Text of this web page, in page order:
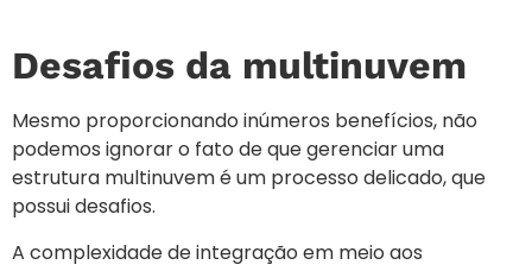
Desafios da multinuvem
Mesmo proporcionando inúmeros benefícios, não
podemos ignorar o fato de que gerenciar uma
estrutura multinuvem é um processo delicado, que
possui desafios.
A complexidade de integração em meio aos